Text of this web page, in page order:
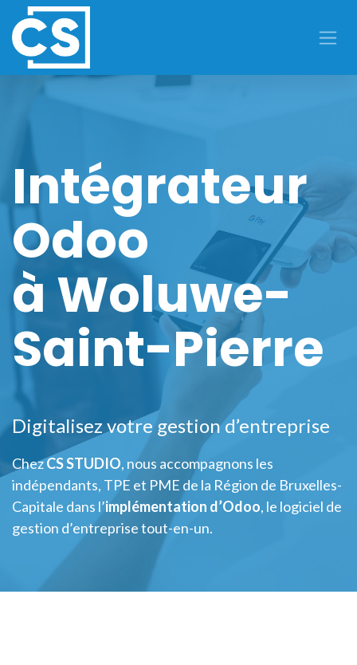
Se rendre au contenu
Intégrateur
Odoo
à Woluwe-
Saint-Pierre
Digitalisez votre gestion d’entreprise
ChezCS STUDIO, nous accompagnons les
indépendants, TPE et PME de la Région de Bruxelles-
Capitale dans l’implémentation d’Odoo, le logiciel de
gestion d’entreprise tout-en-un.